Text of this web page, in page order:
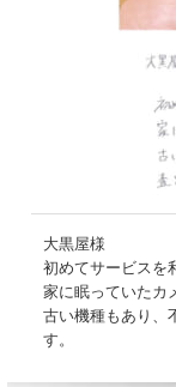
大黒屋様
初めてサービスを
家に眠っていたカ
古い機種もあり、
す。